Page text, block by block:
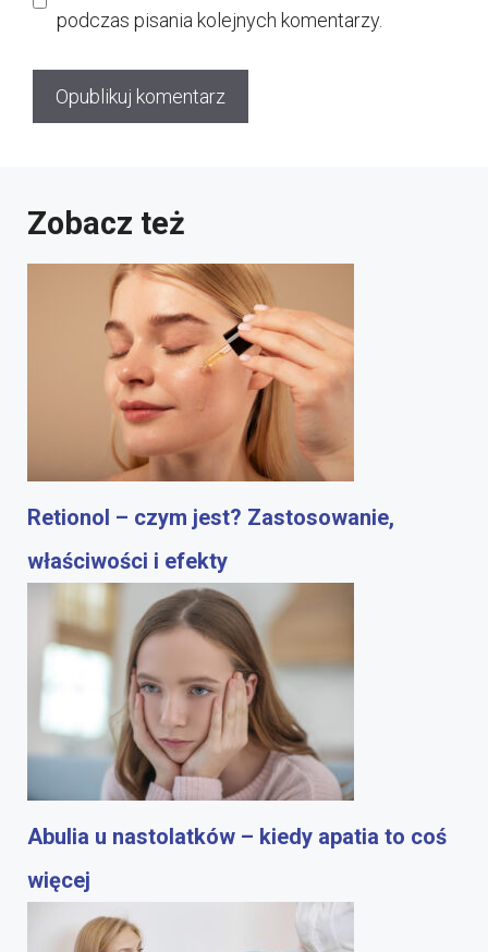
podczas pisania kolejnych komentarzy.
Zobacz też
Retionol – czym jest? Zastosowanie,
właściwości i efekty
Abulia u nastolatków – kiedy apatia to coś
więcej